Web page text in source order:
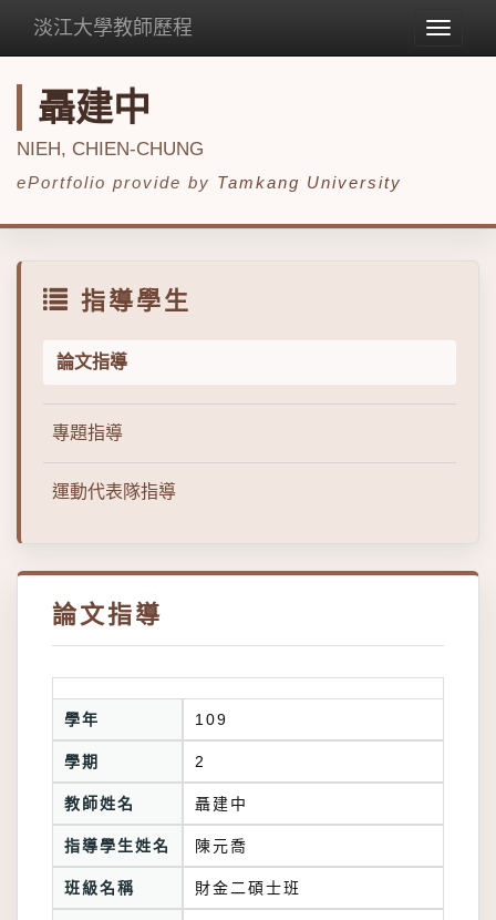
Toggle
淡江大學教師歷程
聶建中
NIEH, CHIEN-CHUNG
ePortfolio provide by Tamkang University
指導學生
論文指導
專題指導
運動代表隊指導
論文指導
學年 109
學期 2
教師姓名 聶建中
指導學生姓名 陳元喬
班級名稱 財金二碩士班